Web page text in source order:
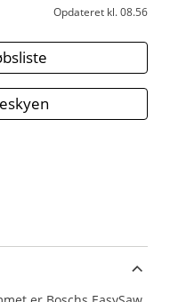
Opdateret kl. 08.56